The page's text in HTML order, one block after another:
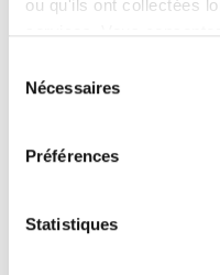
ou qu'ils ont collectées
Nécessaires
Préférences
Statistiques